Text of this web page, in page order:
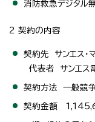
消防救急デジタル
2 契約の内容
契約先 サンエス・
代表者 サンエス
契約方法 一般競
契約金額